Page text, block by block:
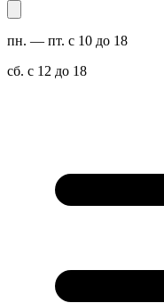
пн. — пт. с 10 до 18
сб. с 12 до 18